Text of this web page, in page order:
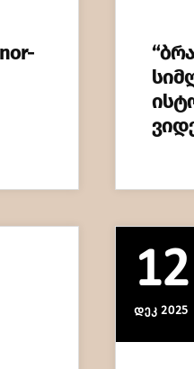
12
ᲓᲔᲙ 2025